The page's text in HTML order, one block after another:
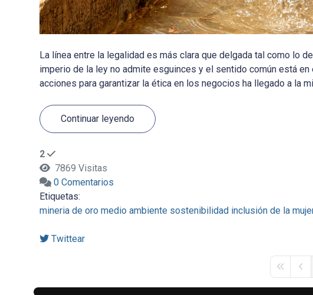
La línea entre la legalidad es más clara que delgada tal como lo
imperio de la ley no admite esguinces y el sentido común está
acciones para garantizar la ética en los negocios ha llegado a la
Continuar leyendo
2
7869 Visitas
0 Comentarios
Etiquetas:
mineria de oro medio ambiente sostenibilidad inclusión de la
Twittear
First Page